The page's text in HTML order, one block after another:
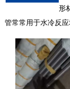
形
管常常用于水冷反